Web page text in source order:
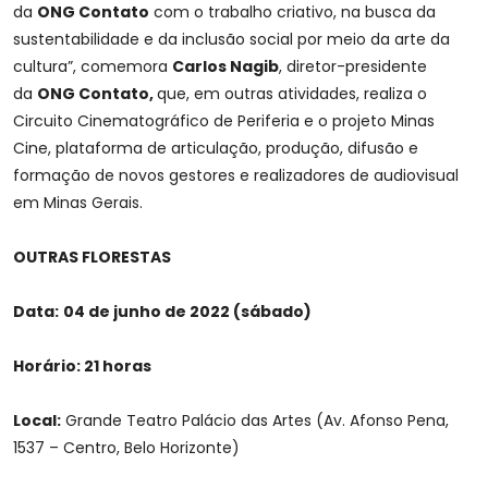
da ONG Contato com o trabalho criativo, na busca da
sustentabilidade e da inclusão social por meio da arte da
cultura”, comemora Carlos Nagib, diretor-presidente
da ONG Contato,que, em outras atividades, realiza o
Circuito Cinematográfico de Periferia e o projeto Minas
Cine, plataforma de articulação, produção, difusão e
formação de novos gestores e realizadores de audiovisual
em Minas Gerais.
OUTRAS FLORESTAS
Data: 04 de junho de 2022 (sábado)
Horário: 21 horas
Local: Grande Teatro Palácio das Artes (Av. Afonso Pena,
1537 – Centro, Belo Horizonte)